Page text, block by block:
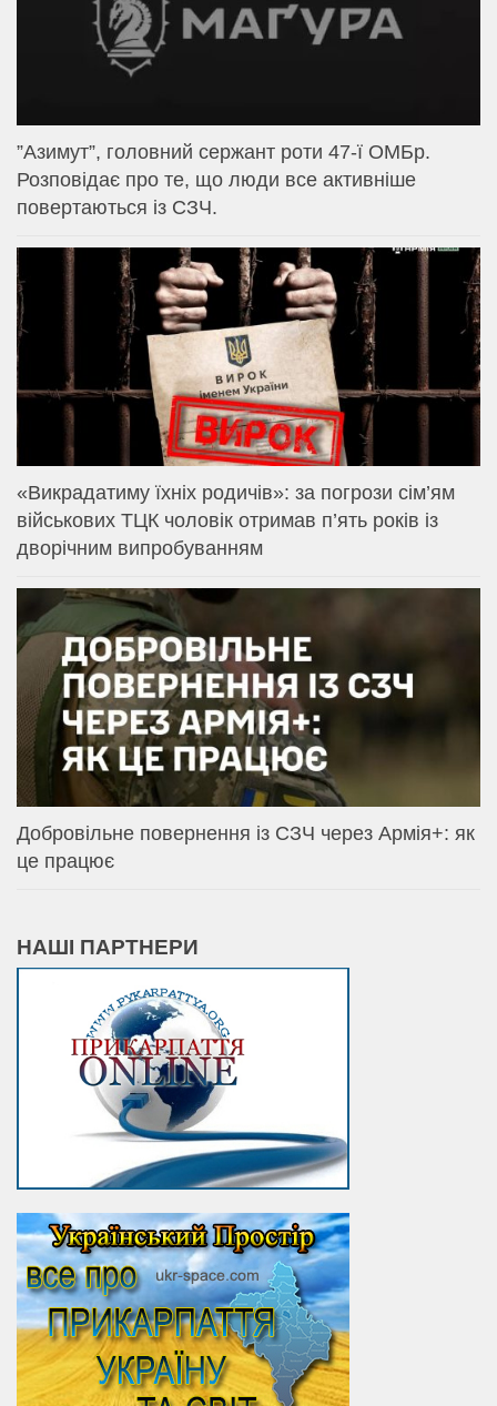
⁨”Азимут”, головний сержант роти 47-ї ОМБр.
Розповідає про те, що люди все активніше
повертаються із СЗЧ.
«Викрадатиму їхніх родичів»: за погрози сім’ям
військових ТЦК чоловік отримав п’ять років із
дворічним випробуванням
Добровільне повернення із СЗЧ через Армія+: як
це працює
НАШІ ПАРТНЕРИ